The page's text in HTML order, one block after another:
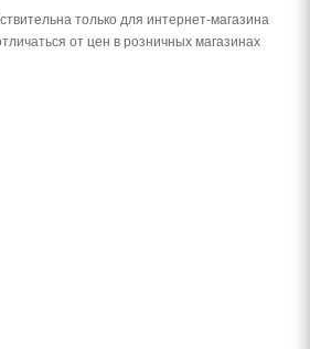
только для интернет-магазина
от цен в розничных магазинах